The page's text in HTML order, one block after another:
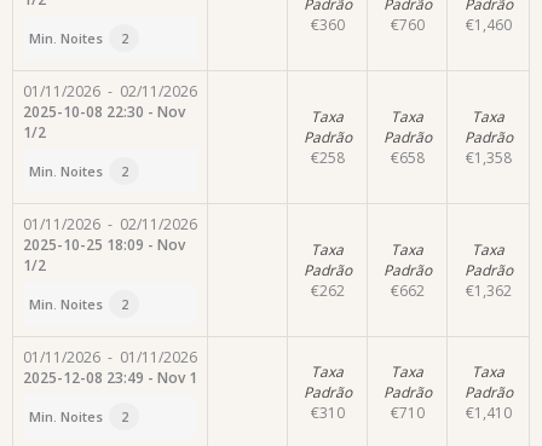
Min. Noites 2
Padrão
€360
Padrão
€760
Padrão
€1,460
01/11/2026 - 02/11/2026
2025-10-08 22:30 - Nov
1/2
Min. Noites 2
Taxa
Padrão
€258
Taxa
Padrão
€658
Taxa
Padrão
€1,358
01/11/2026 - 02/11/2026
2025-10-25 18:09 - Nov
1/2
Min. Noites 2
Taxa
Padrão
€262
Taxa
Padrão
€662
Taxa
Padrão
€1,362
01/11/2026 - 01/11/2026
2025-12-08 23:49 - Nov 1
Min. Noites 2
Taxa
Padrão
€310
Taxa
Padrão
€710
Taxa
Padrão
€1,410